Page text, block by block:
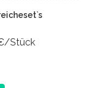
Stück